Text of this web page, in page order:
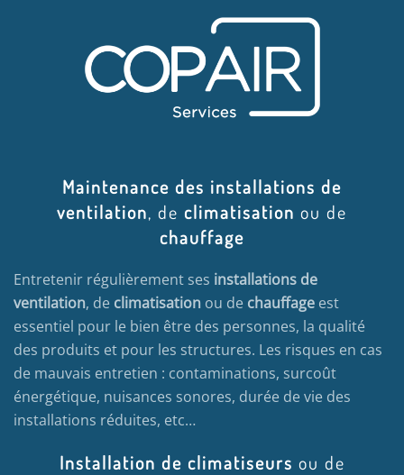
Maintenance des installations de
ventilation, de climatisation ou de
chauffage
Entretenir régulièrement ses installations de
ventilation, de climatisation ou de chauffage est
essentiel pour le bien être des personnes, la qualité
des produits et pour les structures. Les risques en cas
de mauvais entretien : contaminations, surcoût
énergétique, nuisances sonores, durée de vie des
installations réduites, etc…
Installation de climatiseurs ou de